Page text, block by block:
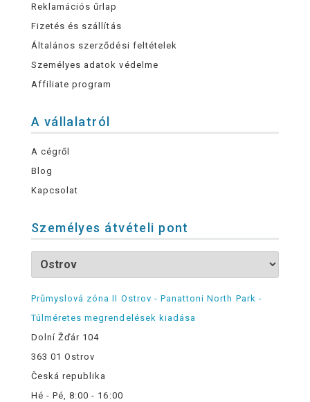
Reklamációs űrlap
Fizetés és szállítás
Általános szerződési feltételek
Személyes adatok védelme
Affiliate program
A vállalatról
A cégről
Blog
Kapcsolat
Személyes átvételi pont
Průmyslová zóna II Ostrov - Panattoni North Park -
Túlméretes megrendelések kiadása
Dolní Žďár 104
363 01 Ostrov
Česká republika
Hé - Pé, 8:00 - 16:00